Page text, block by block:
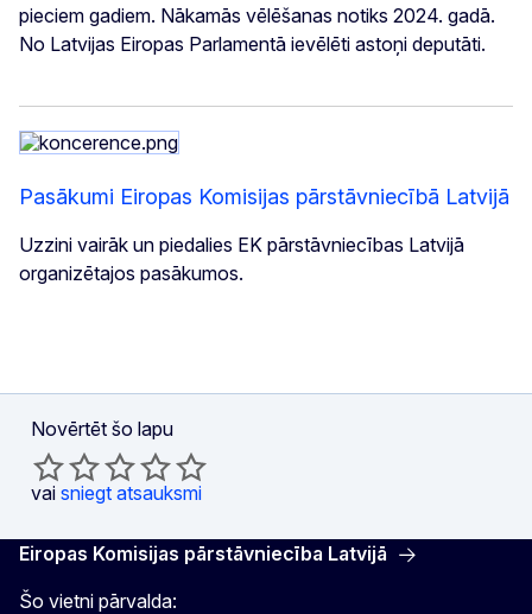
pieciem gadiem. Nākamās vēlēšanas notiks 2024. gadā.
No Latvijas Eiropas Parlamentā ievēlēti astoņi deputāti.
Pasākumi Eiropas Komisijas pārstāvniecībā Latvijā
Uzzini vairāk un piedalies EK pārstāvniecības Latvijā
organizētajos pasākumos.
Novērtēt šo lapu
vai sniegt atsauksmi
Eiropas Komisijas pārstāvniecība Latvijā
Šo vietni pārvalda: